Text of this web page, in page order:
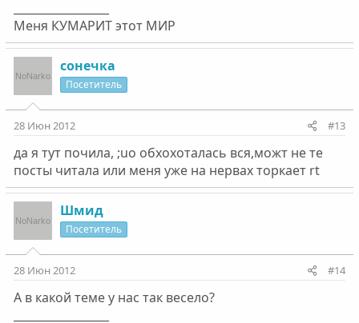
Меня КУМАРИТ этот МИР
сонечка
Посетитель
28 Июн 2012 #13
да я тут почила, ;uo обхохоталась вся,можт не те
посты читала или меня уже на нервах торкает rt
Шмид
Посетитель
28 Июн 2012 #14
А в какой теме у нас так весело?